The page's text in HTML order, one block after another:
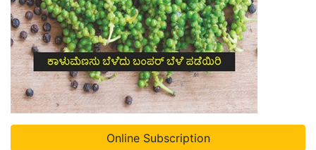
Online Subscription